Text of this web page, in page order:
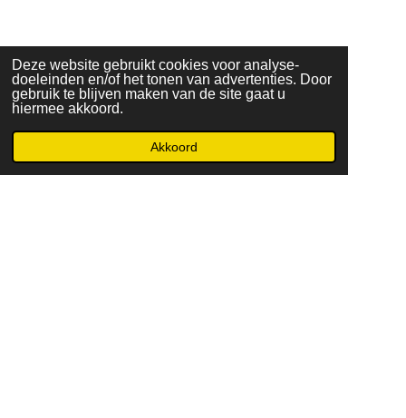
Deze website gebruikt cookies voor analyse-
doeleinden en/of het tonen van advertenties. Door
gebruik te blijven maken van de site gaat u
hiermee akkoord.
Akkoord